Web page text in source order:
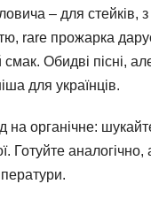
– для стейків, з
rare прожарка
смак. Обидві пісні,
для українців.
на органічне:
Готуйте